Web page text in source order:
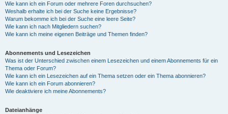
Wie kann ich ein Forum oder mehrere Foren durchsuchen?
Weshalb erhalte ich bei der Suche keine Ergebnisse?
Warum bekomme ich bei der Suche eine leere Seite?
Wie kann ich nach Mitgliedern suchen?
Wie kann ich meine eigenen Beiträge und Themen finden?
Abonnements und Lesezeichen
Was ist der Unterschied zwischen einem Lesezeichen und einem Abonnements für ein
Thema oder Forum?
Wie kann ich ein Lesezeichen auf ein Thema setzen oder ein Thema abonnieren?
Wie kann ich ein Forum abonnieren?
Wie deaktiviere ich meine Abonnements?
Dateianhänge